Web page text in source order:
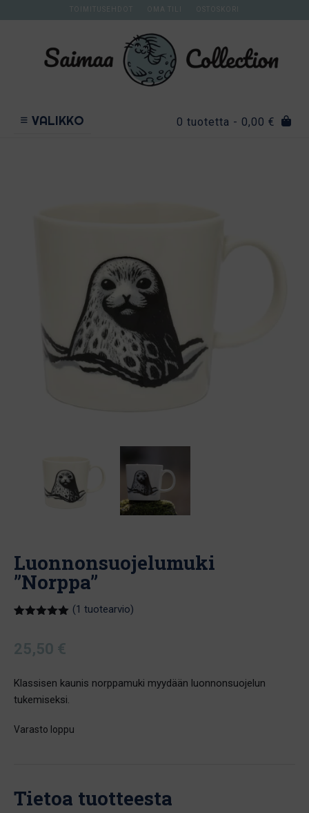
to
OMA TILI OSTOSKORI
VALIKKO 0 tuotetta - 0,00 €
Luonnonsuojelumuki
”Norppa”
perustuen
asiakkaan
(1 tuotearvio)
25,50 €
Klassisen kaunis norppamuki myydään luonnonsuojelun
tukemiseksi.
Varasto loppu
Tietoa tuotteesta